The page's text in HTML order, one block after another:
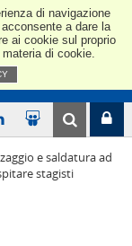
di navigazione
a dare la
ai cookie sul proprio
di cookie.
e saldatura ad
stagisti